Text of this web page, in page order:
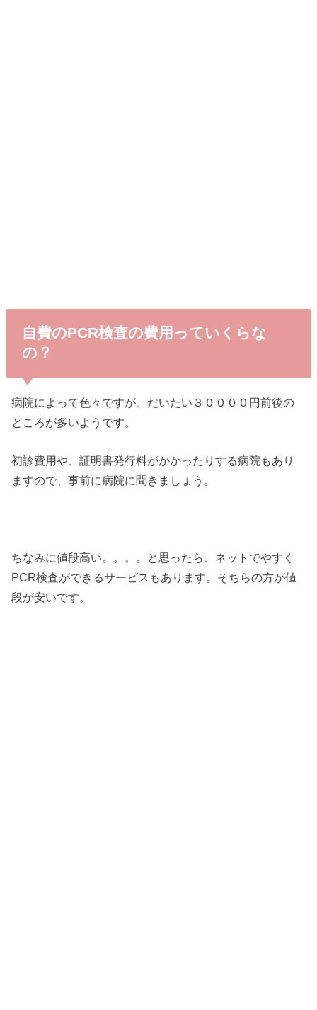
自費のPCR検査の費用っていくらな
の？
病院によって色々ですが、だいたい３００００円前後の
ところが多いようです。
初診費用や、証明書発行料がかかったりする病院もあり
ますので、事前に病院に聞きましょう。
ちなみに値段高い。。。。と思ったら、ネットでやすく
PCR検査ができるサービスもあります。そちらの方が値
段が安いです。